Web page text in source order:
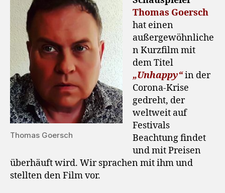
Thomas Goersch
Thomas Goersch
hat einen
außergewöhnliche
n Kurzfilm mit
dem Titel
„Unhappy“in der
Corona-Krise
gedreht, der
weltweit auf
Festivals
Beachtung findet
und mit Preisen
überhäuft wird. Wir sprachen mit ihm und
stellten den Film vor.